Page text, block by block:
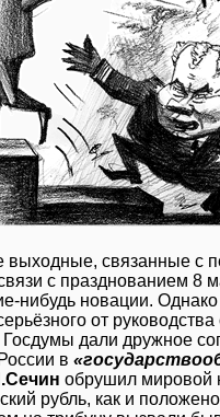
выходные, связанные с
с празднованием
нибудь новации.
от
дали дружное
в
обрушил мировой
рубль, как и